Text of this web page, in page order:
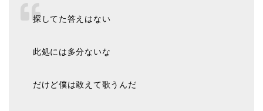
探してた答えはない
此処には多分ないな
だけど僕は敢えて歌うんだ